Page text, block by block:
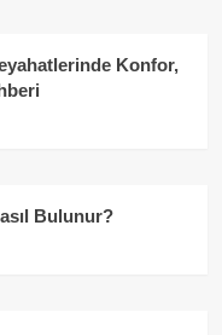
Konfor,
Bulunur?